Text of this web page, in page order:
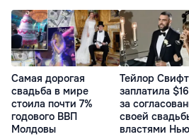
Самая дорогая
свадьба в мире
стоила почти 7%
годового ВВП
Молдовы
Тейлор Свифт
заплатила
за
своей
властями